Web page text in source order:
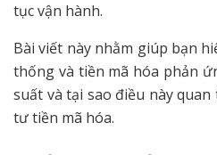
tục vận hành.
Bài viết này nhằm giúp bạn
thống và tiền mã hóa phản
suất và tại sao điều này
tư tiền mã hóa.